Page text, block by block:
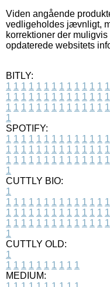
Viden angående
vedligeholdes jævnligt,
korrektioner der
opdaterede websitets
BITLY:
1 1 1 1 1 1 1 1 1 1 1 1 1 1
1 1 1 1 1 1 1 1 1 1 1 1 1 1
1 1 1 1 1 1 1 1 1 1 1 1 1 1
1
SPOTIFY:
1 1 1 1 1 1 1 1 1 1 1 1 1 1
1 1 1 1 1 1 1 1 1 1 1 1 1 1
1 1 1 1 1 1 1 1 1 1 1 1 1 1
1
CUTTLY BIO:
1
1 1 1 1 1 1 1 1 1 1 1 1 1 1
1 1 1 1 1 1 1 1 1 1 1 1 1 1
1 1 1 1 1 1 1 1 1 1 1 1 1 1
1
CUTTLY OLD:
1
1 1 1 1 1 1 1 1 1 1
MEDIUM: